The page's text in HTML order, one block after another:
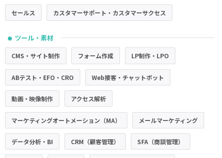
セールス カスタマーサポート・カスタマーサクセス
● ツール・素材
CMS・サイト制作 フォーム作成 LP制作・LPO
ABテスト・EFO・CRO Web接客・チャットボット
動画・映像制作 アクセス解析
マーケティングオートメーション（MA） メールマーケティング
データ分析・BI CRM（顧客管理） SFA（商談管理）